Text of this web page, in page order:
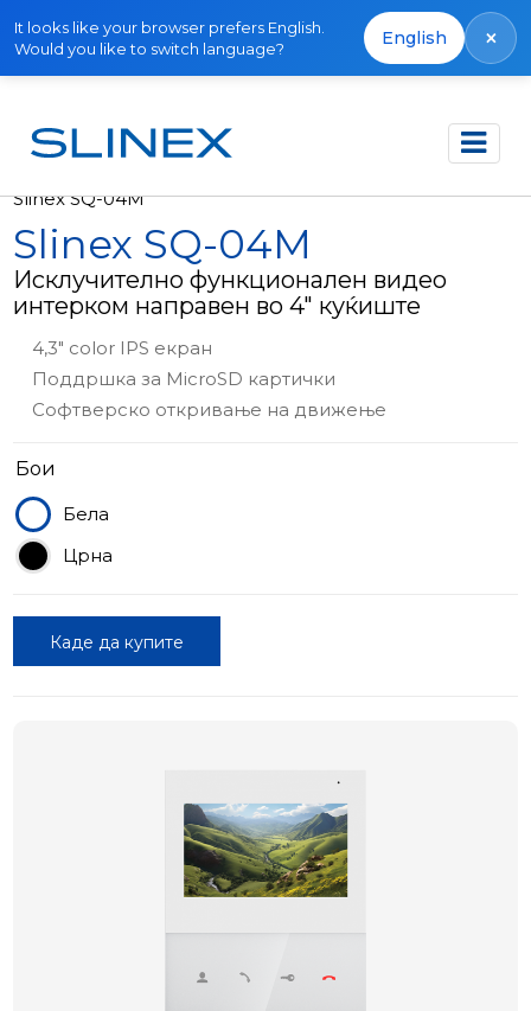
It looks like your browser prefers English.
Would you like to switch language?
English ×
Почетна Производи
Slinex SQ-04M
Slinex SQ-04M
Исклучително функционален видео
интерком направен во 4" куќиште
4,3" color IPS екран
Поддршка за MicroSD картички
Софтверско откривање на движење
Бои
Бела
Црна
Каде да купите